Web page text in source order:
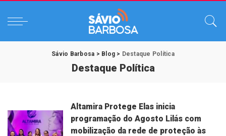
Sávio Barbosa > Blog > Destaque Política
Destaque Política
Altamira Protege Elas inicia
programação do Agosto Lilás com
mobilização da rede de proteção às